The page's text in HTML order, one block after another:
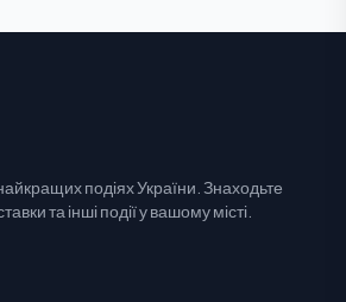
подіях України. Знаходьте
та інші події у вашому місті.